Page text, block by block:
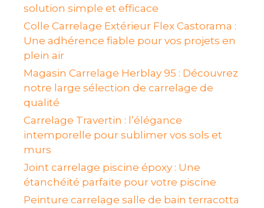
solution simple et efficace
Colle Carrelage Extérieur Flex Castorama :
Une adhérence fiable pour vos projets en
plein air
Magasin Carrelage Herblay 95 : Découvrez
notre large sélection de carrelage de
qualité
Carrelage Travertin : l’élégance
intemporelle pour sublimer vos sols et
murs
Joint carrelage piscine époxy : Une
étanchéité parfaite pour votre piscine
Peinture carrelage salle de bain terracotta